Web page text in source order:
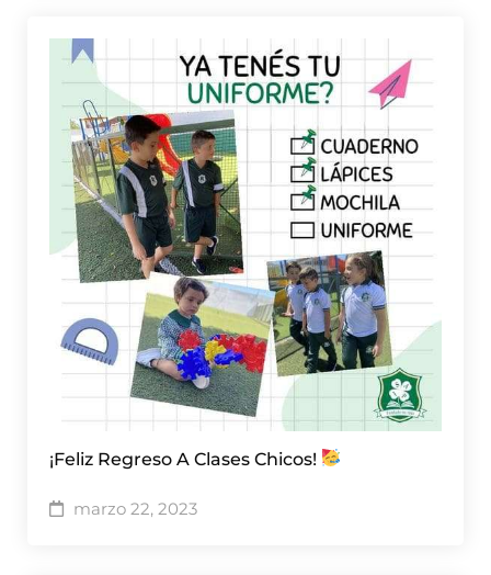
¡Feliz Regreso A Clases Chicos!
marzo 22, 2023